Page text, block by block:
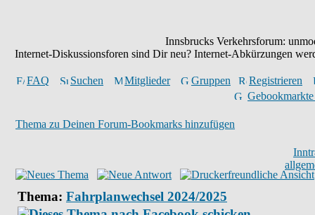
Innsbrucks Verkehrsforum:
Internet-Diskussionsforen sind Dir neu? Internet-Abkürzungen
FAQ Suchen Mitglieder Gruppen
Registrieren
Thema zu Deinen Forum-Bookmarks hinzufügen
Thema: Fahrplanwechsel 2024/2025